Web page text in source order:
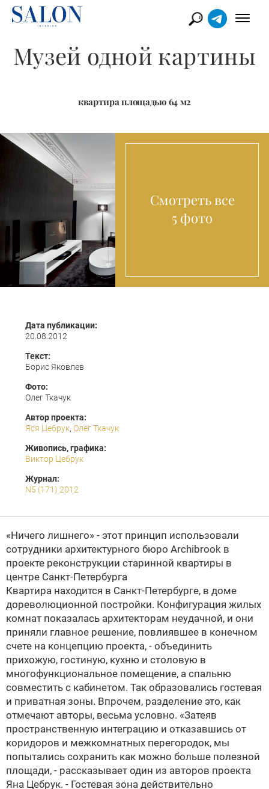
Музей одной картины
квартира площадью 64 м2
Смотреть все
5 фото
Дата публикации:
20.08.2012
Текст:
Борис Яковлев
Фото:
Олег Ткачук
Автор проекта:
Яся Цебрук, Олег Ткачук
Живопись, графика:
Виктор Цебрук
Журнал:
N5 (171) 2012
«Ничего лишнего» - этот принцип использовали
сотрудники архитектурного бюро Archibrook в
проекте реконструкции старинной квартиры в
центре Санкт-Петербурга
Квартира находится в Санкт-Петербурге, в доме
дореволюционной постройки. Конфигурация жилых
комнат показалась архитекторам неудачной, и они
приняли главное решение, повлиявшее в конечном
счете на концепцию проекта, - объединить
прихожую, гостиную, кухню и столовую в
многофункциональное помещение, а спальню
совместить с кабинетом. Так образовались гостевая
и приватная зоны. Впрочем, разделение это, как
отмечают авторы, весьма условно. «Затеяв
пространственную интеграцию и отказавшись от
коридоров и межкомнатных перегородок, мы
попытались сохранить как можно больше полезной
площади, - рассказывает один из авторов проекта
Яна Цебрук. - Гостевая зона действительно